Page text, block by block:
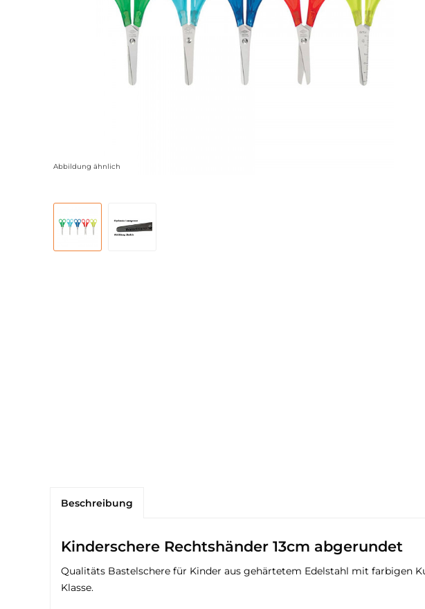
Abbildung ähnlich
Beschreibung
Kinderschere Rechtshänder 13cm abgerundet
Qualitäts Bastelschere für Kinder aus gehärtetem Edelstahl mit farbigen
Klasse.